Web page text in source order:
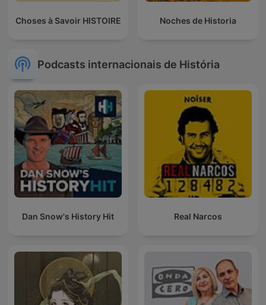
Choses à Savoir HISTOIRE Noches de Historia
Podcasts internacionais de História
Dan Snow's History Hit Real Narcos